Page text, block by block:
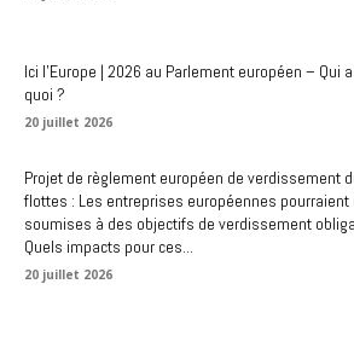
Ici l’Europe | 2026 au Parlement européen – Qui
quoi ?
20 juillet 2026
Projet de règlement européen de verdissement
flottes : Les entreprises européennes pourraient
soumises à des objectifs de verdissement
Quels impacts pour ces...
20 juillet 2026